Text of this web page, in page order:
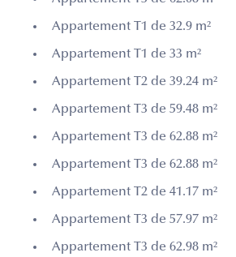
Appartement T1 de 32.9 m²
Appartement T1 de 33 m²
Appartement T2 de 39.24 m²
Appartement T3 de 59.48 m²
Appartement T3 de 62.88 m²
Appartement T3 de 62.88 m²
Appartement T2 de 41.17 m²
Appartement T3 de 57.97 m²
Appartement T3 de 62.98 m²